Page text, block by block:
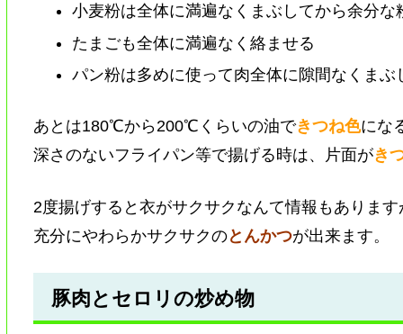
小麦粉は全体に満遍なくまぶしてから余分な
たまごも全体に満遍なく絡ませる
パン粉は多めに使って肉全体に隙間なくま
あとは180℃から200℃くらいの油できつね色にな
深さのないフライパン等で揚げる時は、片面がき
2度揚げすると衣がサクサクなんて情報もありま
充分にやわらかサクサクのとんかつが出来ます。
豚肉とセロリの炒め物